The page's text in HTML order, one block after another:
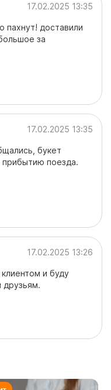
17.02.2025 13:35
пахнут! доставили
за
17.02.2025 13:35
букет
прибытию поезда.
17.02.2025 13:26
и буду
друзьям.